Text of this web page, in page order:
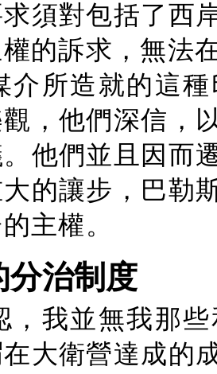
須對包括了西
的訴求，無法
介所造就的這
觀，他們深信
。他們並且因而
的讓步，巴勒
主權。
分治制度
，我並無我那
大衛營達成的